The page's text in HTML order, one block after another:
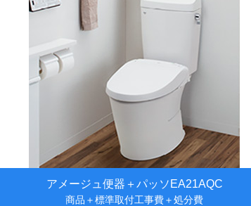
アメージュ便器＋パッソEA21AQC
商品＋標準取付工事費＋処分費